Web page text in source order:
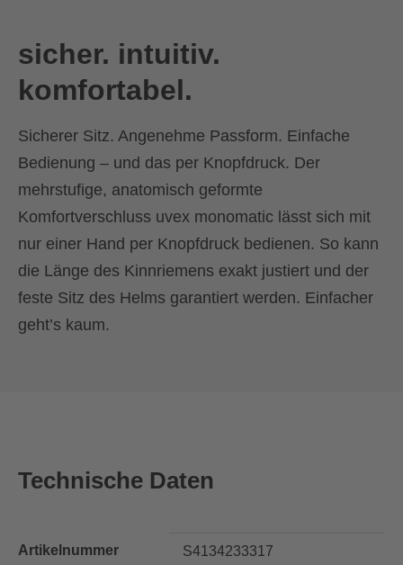
sicher. intuitiv.
komfortabel.
Sicherer Sitz. Angenehme Passform. Einfache
Bedienung – und das per Knopfdruck. Der
mehrstufige, anatomisch geformte
Komfortverschluss uvex monomatic lässt sich mit
nur einer Hand per Knopfdruck bedienen. So kann
die Länge des Kinnriemens exakt justiert und der
feste Sitz des Helms garantiert werden. Einfacher
geht’s kaum.
Technische Daten
Artikelnummer S4134233317